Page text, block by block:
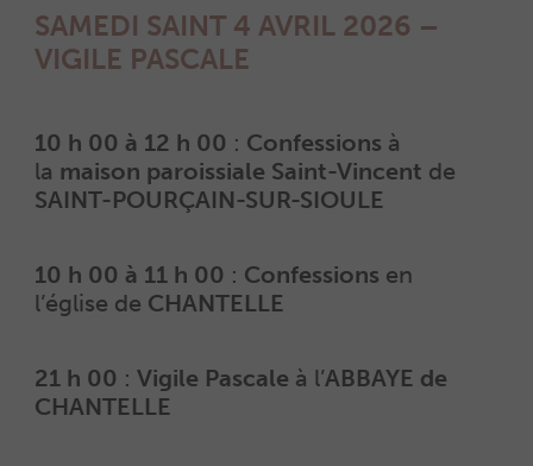
SAMEDI SAINT 4 AVRIL 2026 –
VIGILE PASCALE
10 h 00 à 12 h 00 : Confessions à
la maison paroissiale Saint-Vincent de
SAINT-POURÇAIN-SUR-SIOULE
10 h 00 à 11 h 00 : Confessions en
l’église de CHANTELLE
21 h 00 : Vigile Pascale à l’ABBAYE de
CHANTELLE